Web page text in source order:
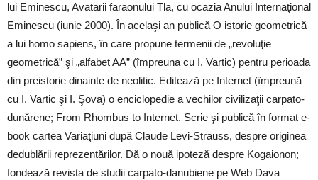
lui Eminescu, Avatarii faraonului Tla, cu ocazia Anului Internaţional
Eminescu (iunie 2000). În acelaşi an publică O istorie geometrică
a lui homo sapiens, în care propune termenii de „revoluţie
geometrică” şi „alfabet AA” (împreuna cu I. Vartic) pentru perioada
din preistorie dinainte de neolitic. Editează pe Internet (împreună
cu I. Vartic şi I. Şova) o enciclopedie a vechilor civilizaţii carpato-
dunărene; From Rhombus to Internet. Scrie şi publică în format e-
book cartea Variaţiuni după Claude Levi-Strauss, despre originea
dedublării reprezentărilor. Dă o nouă ipoteză despre Kogaionon;
fondează revista de studii carpato-danubiene pe Web Dava